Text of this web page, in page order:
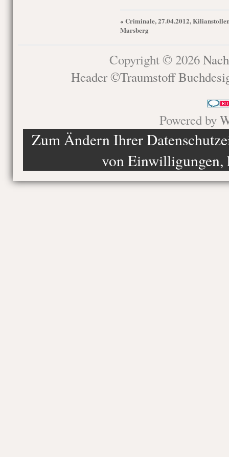
« Criminale, 27.04.2012,
Marsberg
Copyright © 2026
Header ©Traumstoff
Powered by
Zum Ändern Ihrer
von